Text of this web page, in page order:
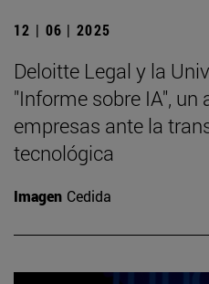
12 | 06 | 2025
Deloitte Legal y la
"Informe sobre IA",
empresas ante la
tecnológica
Imagen Cedida